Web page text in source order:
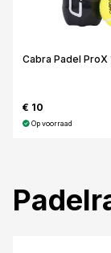
Cabra Padel ProX
€ 10
Op voorraad